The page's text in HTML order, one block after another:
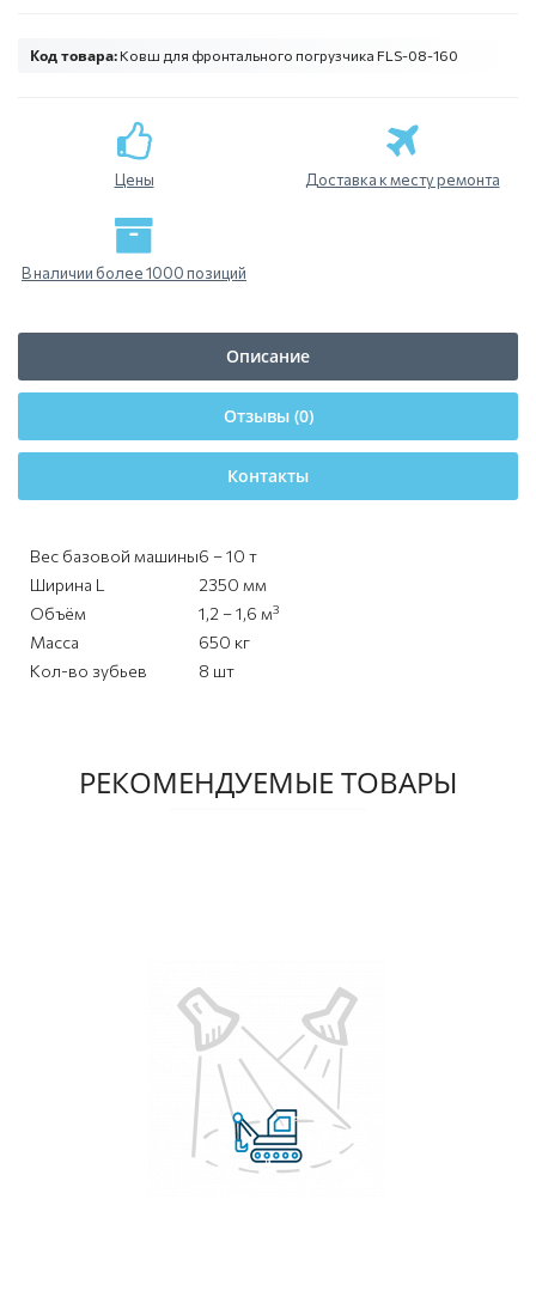
Код товара: Ковш для фронтального погрузчика FLS-08-160
Цены Доставка к месту ремонта
В наличии более 1000 позиций
Описание
Отзывы (0)
Контакты
Вес базовой машины6 – 10 т
Ширина L
2350 мм
Объём
1,2 – 1,6 м3
Масса
650 кг
Кол-во зубьев
8 шт
РЕКОМЕНДУЕМЫЕ ТОВАРЫ